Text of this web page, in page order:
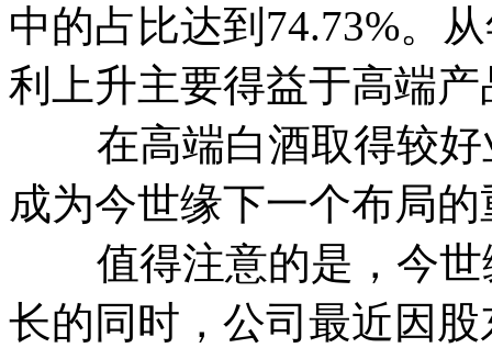
中的占比达到74.73%。
利上升主要得益于高端
在高端白酒取得较好
成为今世缘下一个布局
值得注意的是，今世
长的同时，公司最近因